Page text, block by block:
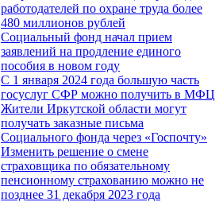
работодателей по охране труда более
480 миллионов рублей
Социальный фонд начал прием
заявлений на продление единого
пособия в новом году
С 1 января 2024 года большую часть
госуслуг СФР можно получить в МФЦ
Жители Иркутской области могут
получать заказные письма
Социального фонда через «Госпочту»
Изменить решение о смене
страховщика по обязательному
пенсионному страхованию можно не
позднее 31 декабря 2023 года